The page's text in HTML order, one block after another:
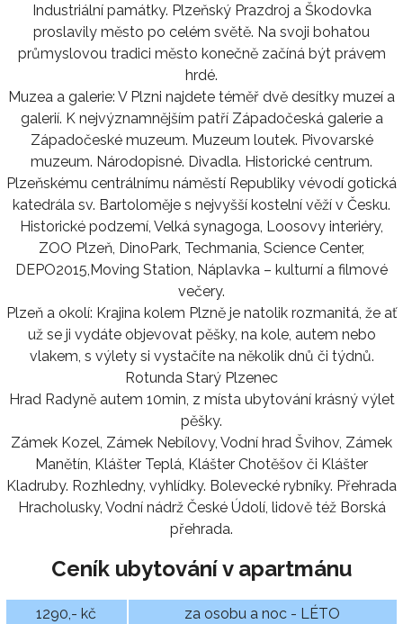
Industriální památky. Plzeňský Prazdroj a Škodovka
proslavily město po celém světě. Na svoji bohatou
průmyslovou tradici město konečně začíná být právem
hrdé.
Muzea a galerie: V Plzni najdete téměř dvě desítky muzeí a
galerií. K nejvýznamnějším patří Západočeská galerie a
Západočeské muzeum. Muzeum loutek. Pivovarské
muzeum. Národopisné. Divadla. Historické centrum.
Plzeňskému centrálnímu náměstí Republiky vévodí gotická
katedrála sv. Bartoloměje s nejvyšší kostelní věží v Česku.
Historické podzemí, Velká synagoga, Loosovy interiéry,
ZOO Plzeň, DinoPark, Techmania, Science Center,
DEPO2015,Moving Station, Náplavka – kulturní a filmové
večery.
Plzeň a okolí: Krajina kolem Plzně je natolik rozmanitá, že ať
už se ji vydáte objevovat pěšky, na kole, autem nebo
vlakem, s výlety si vystačíte na několik dnů či týdnů.
Rotunda Starý Plzenec
Hrad Radyně autem 10min, z místa ubytování krásný výlet
pěšky.
Zámek Kozel, Zámek Nebílovy, Vodní hrad Švihov, Zámek
Manětín, Klášter Teplá, Klášter Chotěšov či Klášter
Kladruby. Rozhledny, vyhlídky. Bolevecké rybníky. Přehrada
Hracholusky, Vodní nádrž České Údolí, lidově též Borská
přehrada.
Ceník ubytování v apartmánu
1290,- kč
za osobu a noc - LÉTO